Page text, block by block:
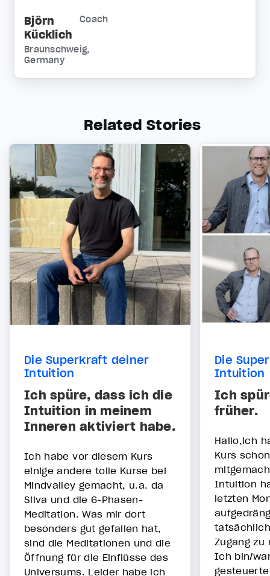
Björn
Kücklich
Coach
Braunschweig,
Germany
Related Stories
Die Superkraft deiner
Intuition
Ich spüre, dass ich die
Intuition in meinem
Inneren aktiviert habe.
Ich habe vor diesem Kurs
einige andere tolle Kurse bei
Mindvalley gemacht, u.a. da
Silva und die 6-Phasen-
Meditation. Was mir dort
besonders gut gefallen hat,
sind die Meditationen und die
Öffnung für die Einflüsse des
Universums. Leider habe ich
Die
Intuition
Ich
früher.
Hallo,ich
Kurs
Intuition
letzten
Zugang
Ich bin/